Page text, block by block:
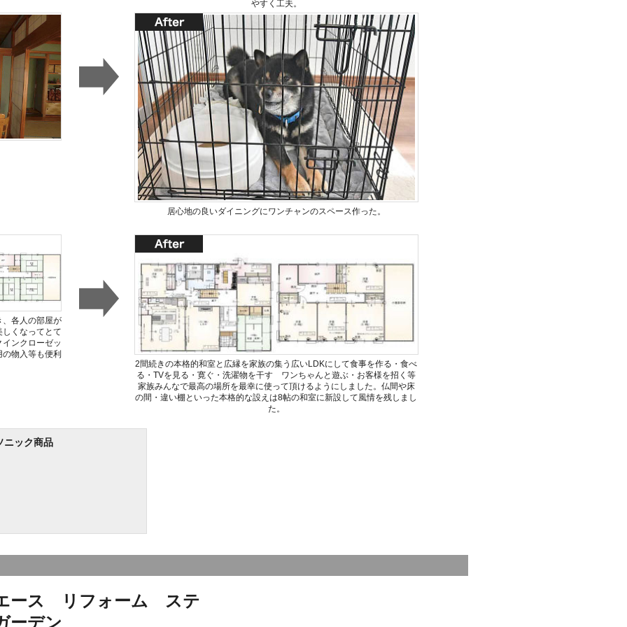
やすく工夫。
居心地の良いダイニングにワンチャンのスペース作った。
各人の部屋が
くなってとて
ンクローゼッ
物入等も便利
2間続きの本格的和室と広縁を家族の集う広いLDKにして食事を作る・食べ
る・TVを見る・寛ぐ・洗濯物を干す ワンちゃんと遊ぶ・お客様を招く等
家族みんなで最高の場所を最幸に使って頂けるようにしました。仏間や床
の間・違い棚といった本格的な設えは8帖の和室に新設して風情を残しまし
た。
ニック商品
ース リフォーム ステ
ーデン